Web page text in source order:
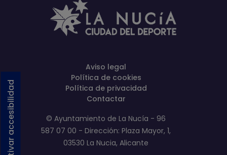
Activar accesibilidad
Aviso legal
Política de cookies
Política de privacidad
Contactar
© Ayuntamiento de La Nucía - 96
587 07 00 - Dirección: Plaza Mayor, 1,
03530 La Nucia, Alicante